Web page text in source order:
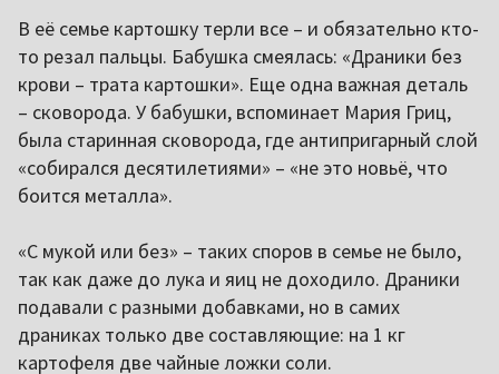
В её семье картошку терли все – и обязательно кто-
то резал пальцы. Бабушка смеялась: «Драники без
крови – трата картошки». Еще одна важная деталь
– сковорода. У бабушки, вспоминает Мария Гриц,
была старинная сковорода, где антипригарный слой
«собирался десятилетиями» – «не это новьё, что
боится металла».
«С мукой или без» – таких споров в семье не было,
так как даже до лука и яиц не доходило. Драники
подавали с разными добавками, но в самих
драниках только две составляющие: на 1 кг
картофеля две чайные ложки соли.